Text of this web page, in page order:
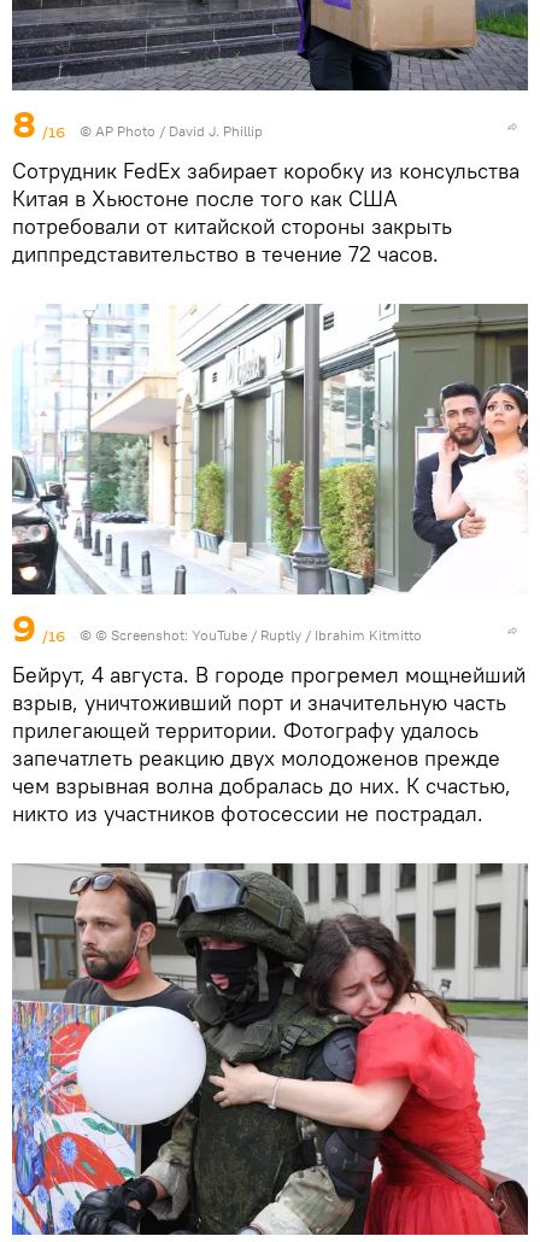
8 /16 © AP Photo / David J. Phillip
Сотрудник FedEx забирает коробку из консульства
Китая в Хьюстоне после того как США
потребовали от китайской стороны закрыть
диппредставительство в течение 72 часов.
9 /16 © © Screenshot: YouTube / Ruptly / Ibrahim Kitmitto
Бейрут, 4 августа. В городе прогремел мощнейший
взрыв, уничтоживший порт и значительную часть
прилегающей территории. Фотографу удалось
запечатлеть реакцию двух молодоженов прежде
чем взрывная волна добралась до них. К счастью,
никто из участников фотосессии не пострадал.